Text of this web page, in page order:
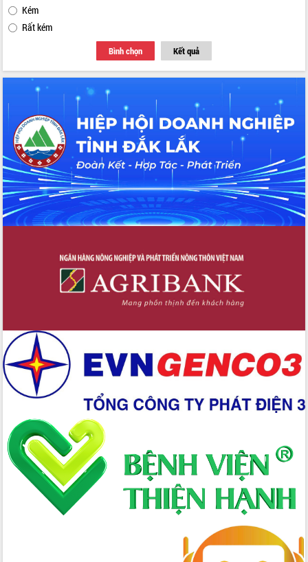
Kém
Rất kém
Bình chọn Kết quả